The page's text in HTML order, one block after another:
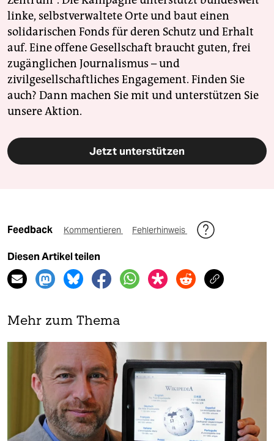
linke, selbstverwaltete Orte und baut einen
solidarischen Fonds für deren Schutz und Erhalt
auf. Eine offene Gesellschaft braucht guten, frei
zugänglichen Journalismus – und
zivilgesellschaftliches Engagement. Finden Sie
auch? Dann machen Sie mit und unterstützen Sie
unsere Aktion.
Jetzt unterstützen
Feedback Kommentieren Fehlerhinweis
Diesen Artikel teilen
Mehr zum Thema